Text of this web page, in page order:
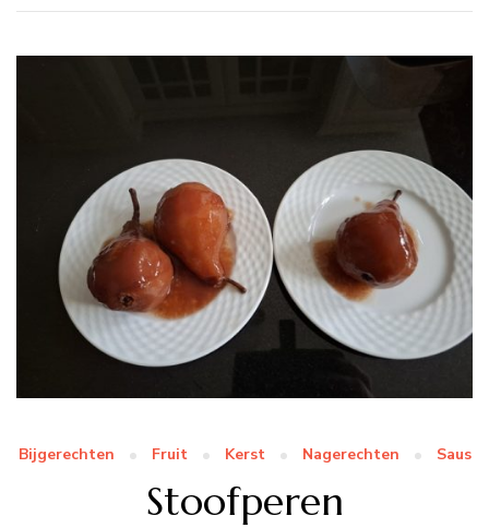
Bijgerechten Fruit Kerst Nagerechten Saus
Stoofperen